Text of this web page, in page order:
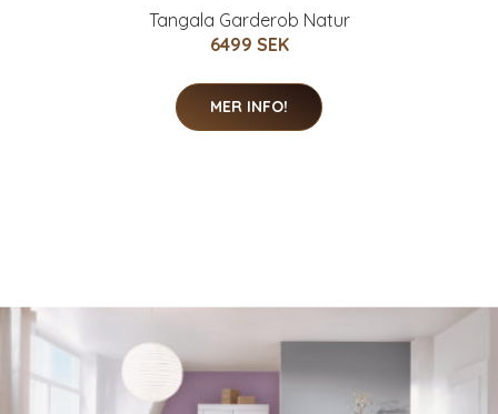
Tangala Garderob Natur
6499 SEK
MER INFO!